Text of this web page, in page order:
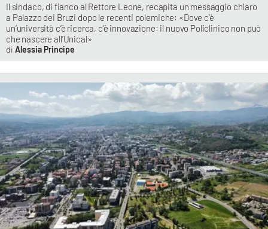
Il sindaco, di fianco al Rettore Leone, recapita un messaggio chiaro
a Palazzo dei Bruzi dopo le recenti polemiche: «Dove c’è
un’università c’è ricerca, c’è innovazione: il nuovo Policlinico non può
che nascere all’Unical»
Alessia Principe